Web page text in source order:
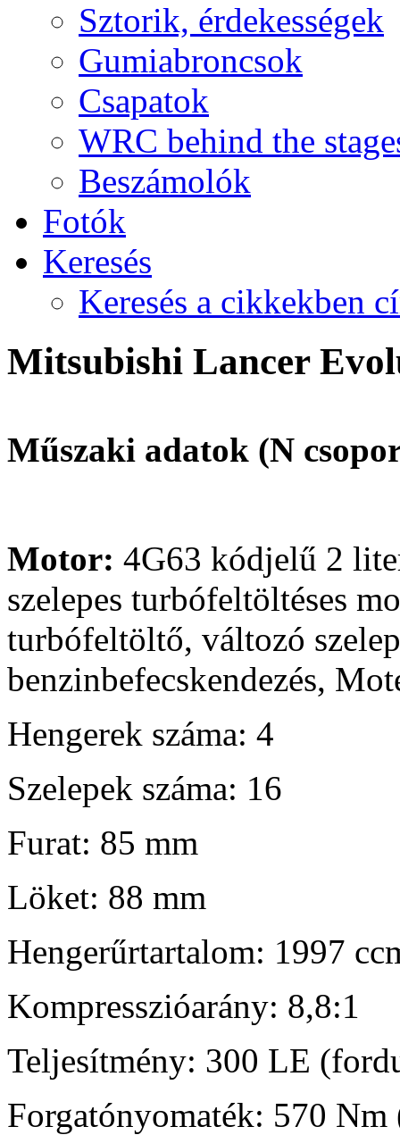
Sztorik, érdekességek
Gumiabroncsok
Csapatok
WRC behind the
Beszámolók
Fotók
Keresés
Keresés a cikkekben
Mitsubishi Lancer
Műszaki adatok (N
Motor: 4G63 kódjelű 2
szelepes turbófeltöltéses
turbófeltöltő, változó
benzinbefecskendezés,
Hengerek száma: 4
Szelepek száma: 16
Furat: 85 mm
Löket: 88 mm
Hengerűrtartalom: 1997
Kompresszióarány: 8,8:1
Teljesítmény: 300 LE
Forgatónyomaték: 570